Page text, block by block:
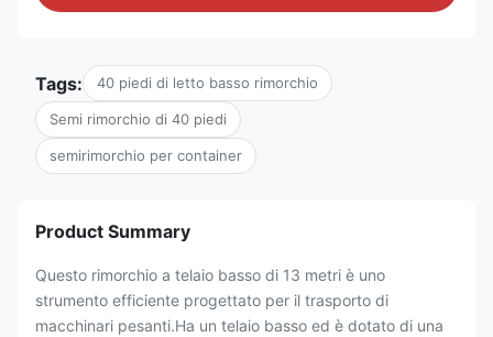
Tags: 40 piedi di letto basso rimorchio
Semi rimorchio di 40 piedi
semirimorchio per container
Product Summary
Questo rimorchio a telaio basso di 13 metri è uno
strumento efficiente progettato per il trasporto di
macchinari pesanti.Ha un telaio basso ed è dotato di una